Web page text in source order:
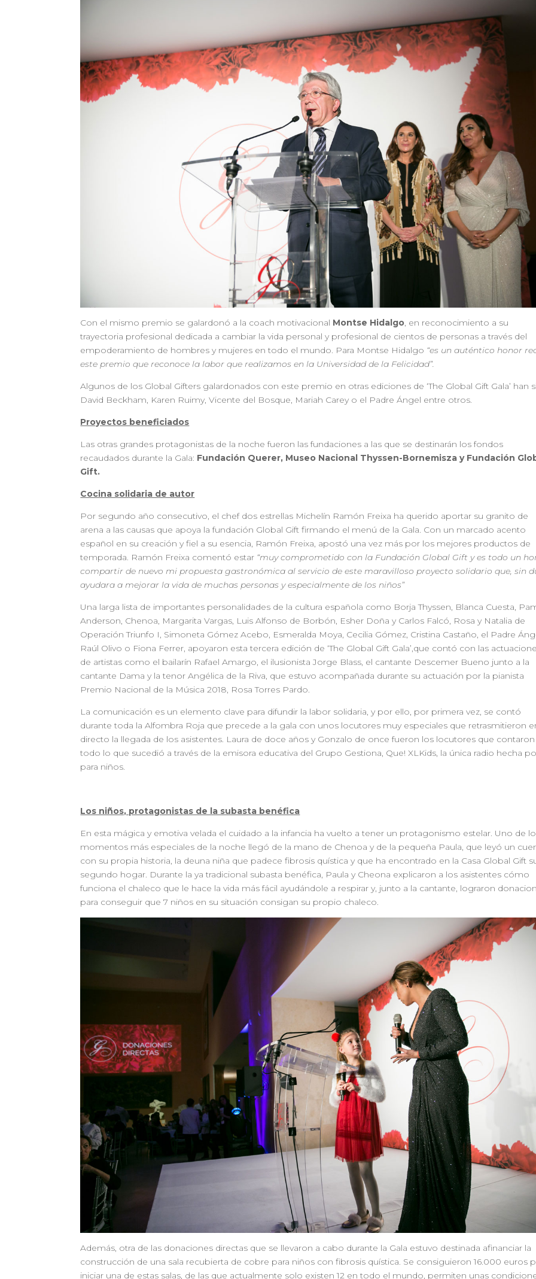
Con el mismo premio se galardonó a la coach motivacional Montse Hidalgo, en reconocimiento a su
trayectoria profesional dedicada a cambiar la vida personal y profesional de cientos de personas a través del
empoderamiento de hombres y mujeres en todo el mundo. Para Montse Hidalgo “es un auténtico honor
este premio que reconoce la labor que realizamos en la Universidad de la Felicidad”.
Algunos de los Global Gifters galardonados con este premio en otras ediciones de ‘The Global Gift Gala’ han
David Beckham, Karen Ruimy, Vicente del Bosque, Mariah Carey o el Padre Ángel entre otros.
Proyectos beneficiados
Las otras grandes protagonistas de la noche fueron las fundaciones a las que se destinarán los fondos
recaudados durante la Gala: Fundación Querer, Museo Nacional Thyssen-Bornemisza y Fundación
Gift.
Cocina solidaria de autor
Por segundo año consecutivo, el chef dos estrellas Michelín Ramón Freixa ha querido aportar su granito de
arena a las causas que apoya la fundación Global Gift firmando el menú de la Gala. Con un marcado acento
español en su creación y fiel a su esencia, Ramón Freixa, apostó una vez más por los mejores productos de
temporada. Ramón Freixa comentó estar “muy comprometido con la Fundación Global Gift y es todo un
compartir de nuevo mi propuesta gastronómica al servicio de este maravilloso proyecto solidario que, sin
ayudara a mejorar la vida de muchas personas y especialmente de los niños”
Una larga lista de importantes personalidades de la cultura española como Borja Thyssen, Blanca Cuesta,
Anderson, Chenoa, Margarita Vargas, Luis Alfonso de Borbón, Esher Doña y Carlos Falcó, Rosa y Natalia de
Operación Triunfo I, Simoneta Gómez Acebo, Esmeralda Moya, Cecilia Gómez, Cristina Castaño, el Padre
Raúl Olivo o Fiona Ferrer, apoyaron esta tercera edición de ‘The Global Gift Gala’,que contó con las
de artistas como el bailarín Rafael Amargo, el ilusionista Jorge Blass, el cantante Descemer Bueno junto a la
cantante Dama y la tenor Angélica de la Riva, que estuvo acompañada durante su actuación por la pianista
Premio Nacional de la Música 2018, Rosa Torres Pardo.
La comunicación es un elemento clave para difundir la labor solidaria, y por ello, por primera vez, se contó
durante toda la Alfombra Roja que precede a la gala con unos locutores muy especiales que retrasmitieron
directo la llegada de los asistentes. Laura de doce años y Gonzalo de once fueron los locutores que contaron
todo lo que sucedió a través de la emisora educativa del Grupo Gestiona, Que! XLKids, la única radio hecha
para niños.
Los niños, protagonistas de la subasta benéfica
En esta mágica y emotiva velada el cuidado a la infancia ha vuelto a tener un protagonismo estelar. Uno de
momentos más especiales de la noche llegó de la mano de Chenoa y de la pequeña Paula, que leyó un
con su propia historia, la deuna niña que padece fibrosis quística y que ha encontrado en la Casa Global Gift
segundo hogar. Durante la ya tradicional subasta benéfica, Paula y Cheona explicaron a los asistentes cómo
funciona el chaleco que le hace la vida más fácil ayudándole a respirar y, junto a la cantante, lograron
para conseguir que 7 niños en su situación consigan su propio chaleco.
Además, otra de las donaciones directas que se llevaron a cabo durante la Gala estuvo destinada afinanciar la
construcción de una sala recubierta de cobre para niños con fibrosis quística. Se consiguieron 16.000 euros
iniciar una de estas salas, de las que actualmente solo existen 12 en todo el mundo, permiten unas